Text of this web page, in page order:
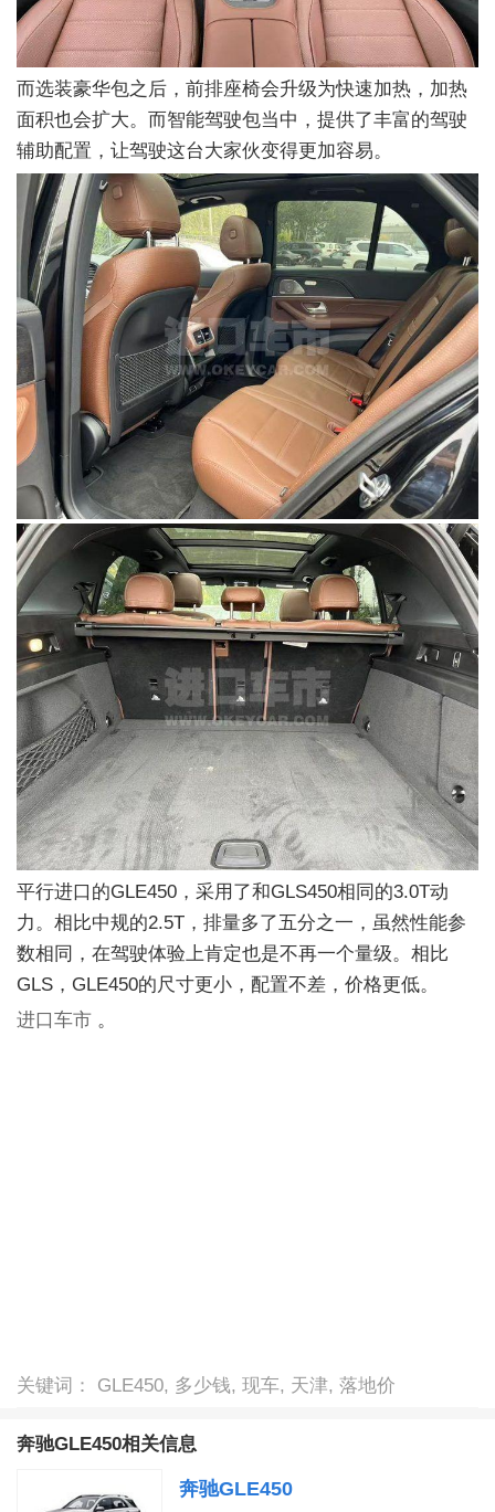
而选装豪华包之后，前排座椅会升级为快速加热，加热
面积也会扩大。而智能驾驶包当中，提供了丰富的驾驶
辅助配置，让驾驶这台大家伙变得更加容易。
平行进口的GLE450，采用了和GLS450相同的3.0T动
力。相比中规的2.5T，排量多了五分之一，虽然性能参
数相同，在驾驶体验上肯定也是不再一个量级。相比
GLS，GLE450的尺寸更小，配置不差，价格更低。
进口车市 。
关键词： GLE450, 多少钱, 现车, 天津, 落地价
奔驰GLE450相关信息
奔驰GLE450